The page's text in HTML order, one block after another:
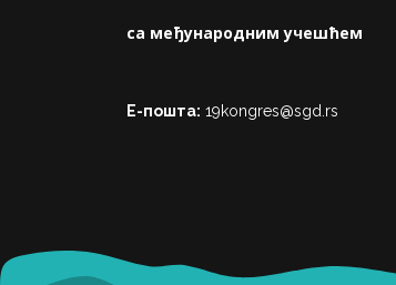
са међународним учешћем
Е-пошта: 19kongres@sgd.rs